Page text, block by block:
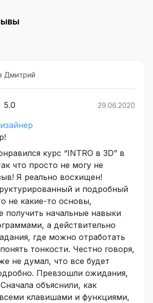
Дмитрий
5.0 29.06.2020
курс “INTRO в 3D” в
что просто не могу не
Я реально восхищен!
и подробный
не какие-то основы,
получить начальные навыки
а действительно
где можно отработать
тонкости. Честно говоря,
не думал, что все будет
Превзошли ожидания,
объяснили, как
клавишами и функциями,